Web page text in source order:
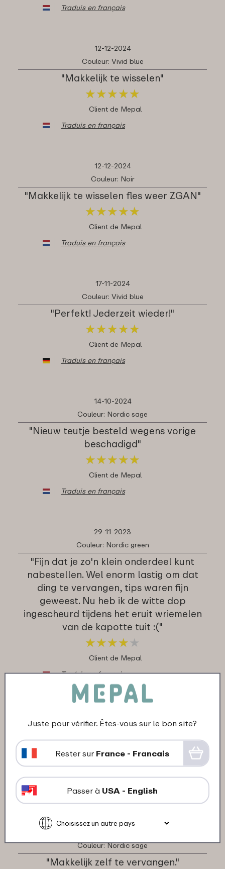
Traduis en français
12-12-2024
Couleur: Vivid blue
"Makkelijk te wisselen"
★★★★★
★★★★★
Client de Mepal
Traduis en français
12-12-2024
Couleur: Noir
"Makkelijk te wisselen fles weer ZGAN"
★★★★★
★★★★★
Client de Mepal
Traduis en français
17-11-2024
Couleur: Vivid blue
"Perfekt! Jederzeit wieder!"
★★★★★
★★★★★
Client de Mepal
Traduis en français
14-10-2024
Couleur: Nordic sage
"Nieuw teutje besteld wegens vorige
beschadigd"
★★★★★
★★★★★
Client de Mepal
Traduis en français
29-11-2023
Couleur: Nordic green
"Fijn dat je zo'n klein onderdeel kunt
nabestellen. Wel enorm lastig om dat
ding te vervangen, tips waren fijn
geweest. Nu heb ik de witte dop
ingescheurd tijdens het eruit wriemelen
van de kapotte tuit :("
★★★★ ★
★★★★ ★
Client de Mepal
Traduis en français
Couleur: Noir
"Snel gekregne"
★ ★★★ ★
★ ★★★ ★
Client de Mepal
Traduis en français
Couleur: Nordic sage
"Makkelijk zelf te vervangen."
Juste pour vérifier. Êtes-vous sur le bon site?
Rester sur France - Francais
Passer à USA - English